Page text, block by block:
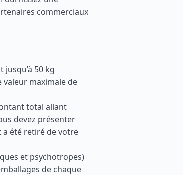
commerciaux
jusqu’à 50 kg
valeur maximale de
total allant
devez présenter
été retiré de votre
et psychotropes)
de chaque